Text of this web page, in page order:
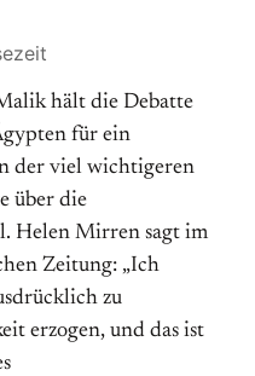
hält die Debatte
für ein
der viel wichtigeren
über die
Helen Mirren sagt im
Zeitung: „Ich
zu
erzogen, und das ist